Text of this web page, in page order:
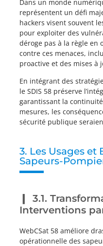
Dans un monde
représentent un défi
hackers visent souvent
pour exploiter des
déroge pas à la règle en
contre ces menaces,
proactive et des mises à
En intégrant des
le SDIS 58 préserve
garantissant la
mesures, les
sécurité publique
3. Les Usages et
Sapeurs-
3.1.
Interventions
WebCSat 58 améliore
opérationnelle des